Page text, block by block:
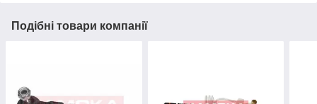
Подібні товари компанії